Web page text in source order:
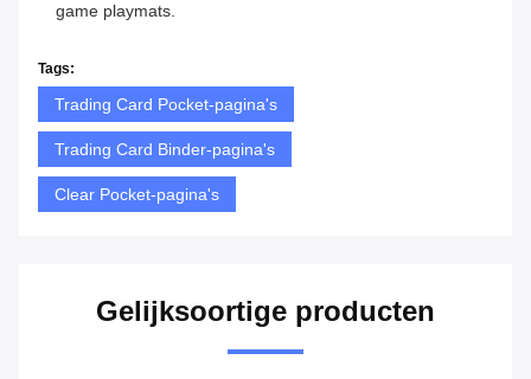
game playmats.
Tags:
Trading Card Pocket-pagina's
Trading Card Binder-pagina's
Clear Pocket-pagina's
Gelijksoortige producten